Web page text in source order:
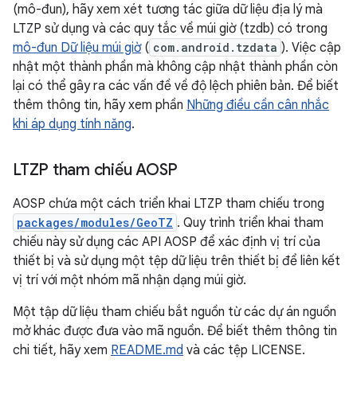
(mô-đun), hãy xem xét tương tác giữa dữ liệu địa lý mà
LTZP sử dụng và các quy tắc về múi giờ (tzdb) có trong
mô-đun Dữ liệu múi giờ( com.android.tzdata ). Việc cập
nhật một thành phần mà không cập nhật thành phần còn
lại có thể gây ra các vấn đề về độ lệch phiên bản. Để biết
thêm thông tin, hãy xem phần Những điều cần cân nhắc
khi áp dụng tính năng.
LTZP tham chiếu AOSP
AOSP chứa một cách triển khai LTZP tham chiếu trong
packages/modules/GeoTZ . Quy trình triển khai tham
chiếu này sử dụng các API AOSP để xác định vị trí của
thiết bị và sử dụng một tệp dữ liệu trên thiết bị để liên kết
vị trí với một nhóm mã nhận dạng múi giờ.
Một tập dữ liệu tham chiếu bắt nguồn từ các dự án nguồn
mở khác được đưa vào mã nguồn. Để biết thêm thông tin
chi tiết, hãy xem README.md và các tệp LICENSE.